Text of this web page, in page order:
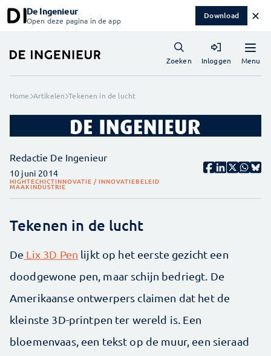
De Ingenieur
Open deze pagina in de app Download ✕
Menu
Zoeken Inloggen
Home Artikelen Tekenen in de lucht
Redactie De Ingenieur
10 juni 2014
HIGHTECHICTINNOVATIE / INNOVATIEBELEID
MAAKINDUSTRIE
Tekenen in de lucht
De Lix 3D Pen lijkt op het eerste gezicht een
doodgewone pen, maar schijn bedriegt. De
Amerikaanse ontwerpers claimen dat het de
kleinste 3D-printpen ter wereld is. Een
bloemenvaas, een tekst op de muur, een sieraad